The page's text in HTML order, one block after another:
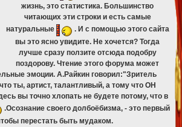
жизнь, это статистика. Большинство
читающих эти строки и есть самые
натуральные
. И с помощью этого сайта
вы это ясно увидите. Не хочется? Тогда
лучше сразу ползите отсюда подобру
поздорову. Чтение этого форума может
эмоции. А.Райкин говорил:"Зритель
ты, артист, талантливый, а тому что ОН
вы точно хлопать не будете потому, что в
.Осознание своего долбоёбизма, - это первый
перестать быть мудаком.